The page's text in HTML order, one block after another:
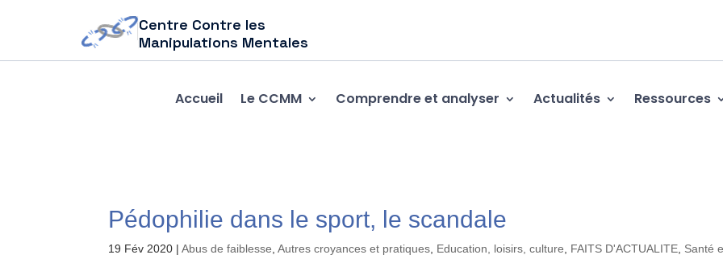
Centre Contre les
Manipulations Mentales
Accueil Le CCMM Comprendre et analyser Actualités Ressources
Pédophilie dans le sport, le scandale
19 Fév 2020 |Abus de faiblesse ,Autres croyances et pratiques Education, loisirs, culture FAITS D'ACTUALITE Santé